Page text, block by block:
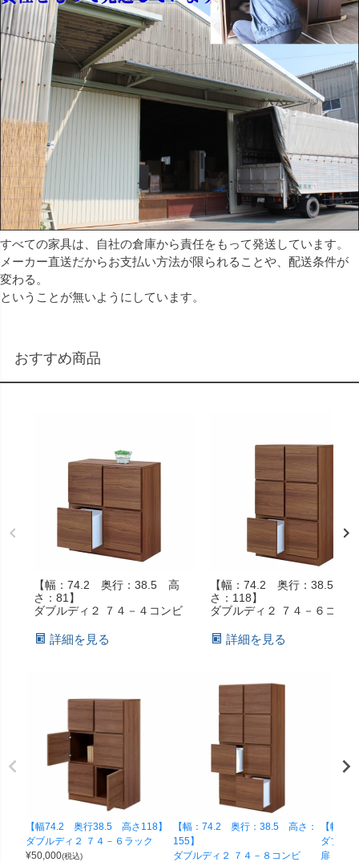
すべての家具は、自社の倉庫から責任をもって発送しています。
メーカー直送だからお支払い方法が限られることや、配送条件が
変わる。
ということが無いようにしています。
おすすめ商品
【幅：74.2 奥行：38.5 高
さ：81】
ダブルディ２ ７４－４コンビ
詳細を見る
【幅：74.2 奥行：38.5 高
さ：118】
ダブルディ２ ７４－６コンビ
詳細を見る
【幅74.2 奥行38.5 高さ118】
ダブルディ２ ７４－６ラック
¥50,000(税込)
【幅：74.2 奥行：38.5 高さ：
155】
ダブルディ２ ７４－８コンビ
【幅
ダブル
扉